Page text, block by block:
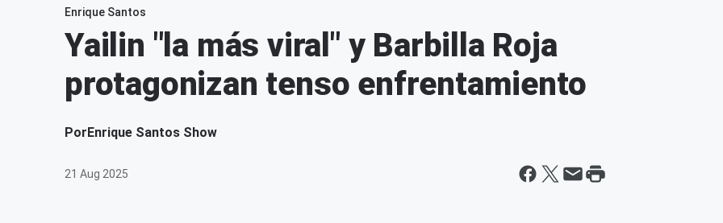
Enrique Santos
Yailin "la más viral" y Barbilla Roja
protagonizan tenso enfrentamiento
PorEnrique Santos Show
21 Aug 2025